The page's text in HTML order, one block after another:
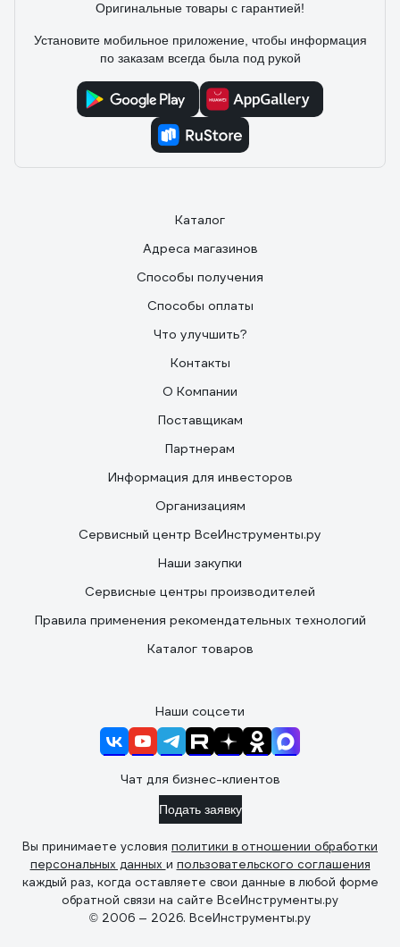
Оригинальные товары с гарантией!
Установите мобильное приложение, чтобы информация
по заказам всегда была под рукой
Каталог
Адреса магазинов
Способы получения
Способы оплаты
Что улучшить?
Контакты
О Компании
Поставщикам
Партнерам
Информация для инвесторов
Организациям
Сервисный центр ВсеИнструменты.ру
Наши закупки
Сервисные центры производителей
Правила применения рекомендательных технологий
Каталог товаров
Наши соцсети
Чат для бизнес-клиентов
Подать заявку
Вы принимаете условия политики в отношении обработки
персональных данных и пользовательского соглашения
каждый раз, когда оставляете свои данные в любой форме
обратной связи на сайте ВсеИнструменты.ру
© 2006 — 2026. ВсеИнструменты.ру